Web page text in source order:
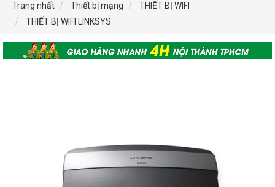
Trang nhất Thiết bị mạng
THIẾT BỊ WIFI
THIẾT BỊ WIFI LINKSYS